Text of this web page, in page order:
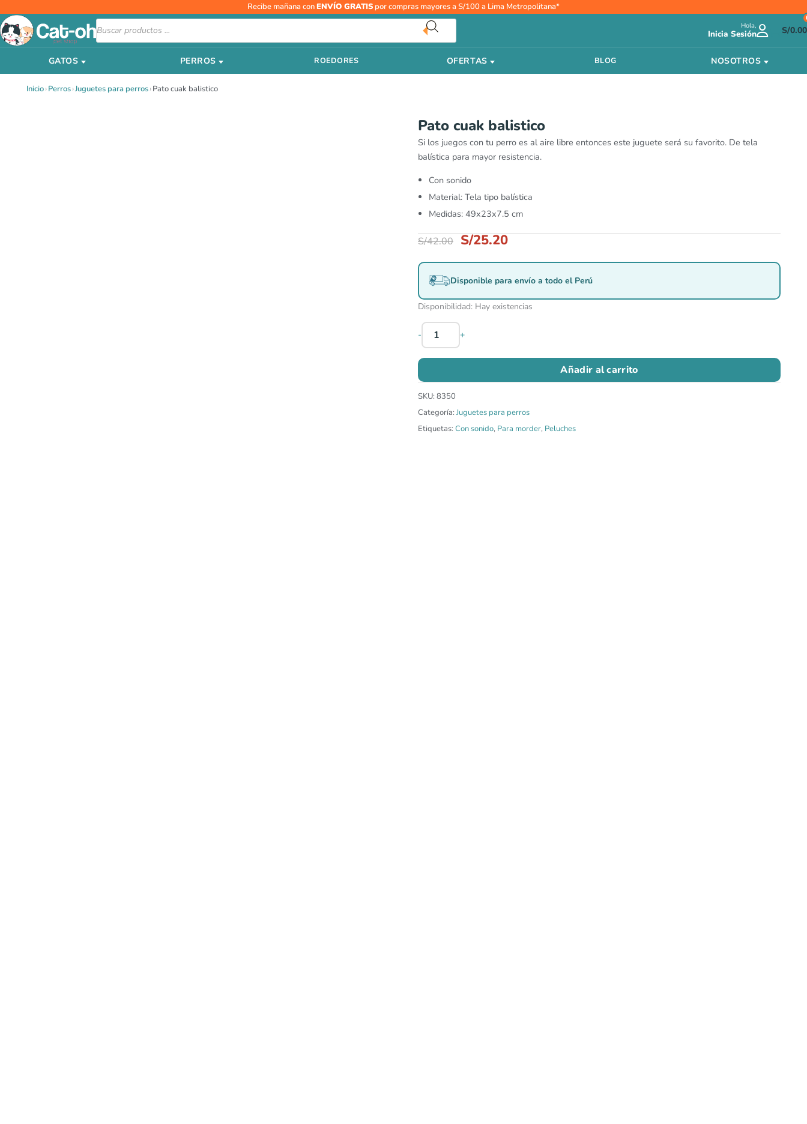
al
contenido
Recibe mañana conENVÍO GRATIS por compras mayores a S/100 a Lima Metropolitana*
Búsqueda
de
productos
Hola,
Inicia Sesión S/0.00
GATOS PERROS ROEDORES OFERTAS BLOG NOSOTROS
Inicio›Perros›Juguetes para perros›Pato cuak balistico
Pato cuak balistico
Si los juegos con tu perro es al aire libre entonces este juguete será su favorito. De tela
balística para mayor resistencia.
Con sonido
Material: Tela tipo balística
Medidas: 49x23x7.5 cm
S/42.00
El
precio
era:
S/42.00.
S/25.20
El
precio
es:
Disponible para envío a todo el Perú
Disponibilidad: Hay existencias
-
Pato
cuak
balistico
cantidad
+
Añadir al carrito
SKU: 8350
Categoría: Juguetes para perros
Etiquetas: Con sonido, Para morder, Peluches